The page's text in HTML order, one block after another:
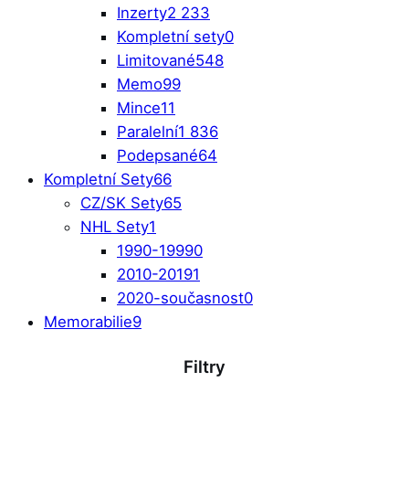
Inzerty2 233
Kompletní sety0
Limitované548
Memo99
Mince11
Paralelní1 836
Podepsané64
Kompletní Sety66
CZ/SK Sety65
NHL Sety1
1990-19990
2010-20191
2020-současnost0
Memorabilie9
Filtry